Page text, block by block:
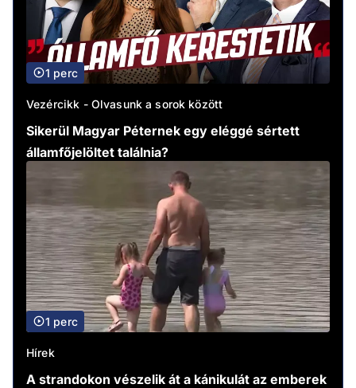
1 perc
Vezércikk - Olvasunk a sorok között
Sikerül Magyar Péternek egy eléggé sértett
államfőjelöltet találnia?
1 perc
Hírek
A strandokon vészelik át a kánikulát az emberek